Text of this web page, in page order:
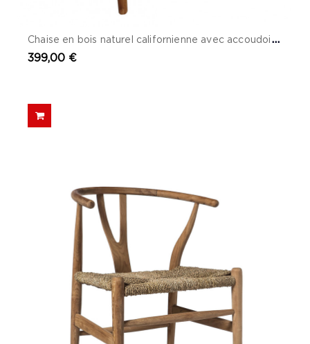
C
haise en bois naturel californienne avec accoudoirs - Mia
399,00 €